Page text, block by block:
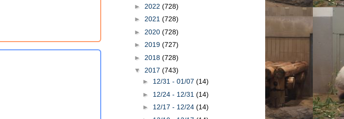
► 2022 (728)
► 2021 (728)
► 2020 (728)
► 2019 (727)
► 2018 (728)
▼ 2017 (743)
► 12/31 - 01/07 (14)
► 12/24 - 12/31 (14)
► 12/17 - 12/24 (14)